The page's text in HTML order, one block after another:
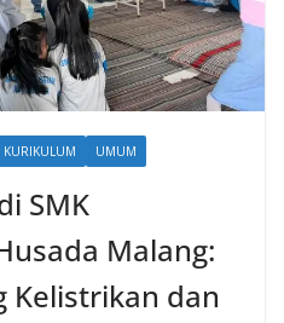
KURIKULUM UMUM
SMK
Malang:
Kelistrikan dan